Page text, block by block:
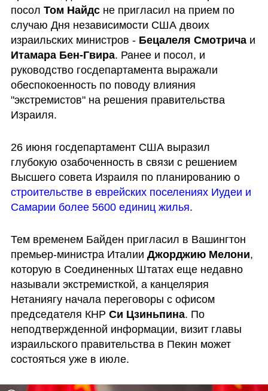
посол Том Найдс не пригласил на прием по
случаю Дня независимости США двоих
израильских министров - Бецалеля Смотрича
Итамара Бен-Гвира. Ранее и посол, и
руководство госдепартамента выражали
обеспокоенность по поводу влияния
"экстремистов" на решения правительства
Израиля.
26 июня госдепартамент США выразил
глубокую озабоченность в связи с решением
Высшего совета Израиля по планированию о
строительстве в еврейских поселениях Иудеи и
Самарии более 5600 единиц жилья.
Тем временем Байден пригласил в Вашингтон
премьер-министра Италии Джорджию Мелони,
которую в Соединенных Штатах еще недавно
называли экстремисткой, а канцелярия
Нетаниягу начала переговоры с офисом
председателя КНР Си Цзиньпина. По
неподтвержденной информации, визит главы
израильского правительства в Пекин может
состояться уже в июле.